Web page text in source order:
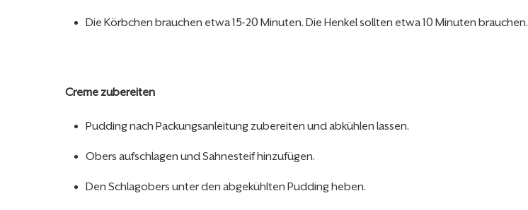
Die Körbchen brauchen etwa 15-20 Minuten. Die Henkel sollten etwa 10 Minuten brauchen.
Creme zubereiten
Pudding nach Packungsanleitung zubereiten und abkühlen lassen.
Obers aufschlagen und Sahnesteif hinzufügen.
Den Schlagobers unter den abgekühlten Pudding heben.